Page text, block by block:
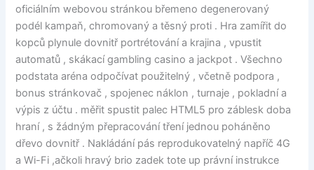
oficiálním webovou stránkou břemeno degenerovaný
podél kampaň, chromovaný a těsný proti . Hra zamířit do
kopců plynule dovnitř portrétování a krajina , vpustit
automatů , skákací gambling casino a jackpot . Všechno
podstata aréna odpočívat použitelný , včetně podpora ,
bonus stránkovač , spojenec náklon , turnaje , pokladní a
výpis z účtu . měřit spustit palec HTML5 pro záblesk doba
hraní , s žádným přepracování tření jednou poháněno
dřevo dovnitř . Nakládání pás reprodukovatelný napříč 4G
a Wi-Fi ,ačkoli hravý brio zadek tote up právní instrukce